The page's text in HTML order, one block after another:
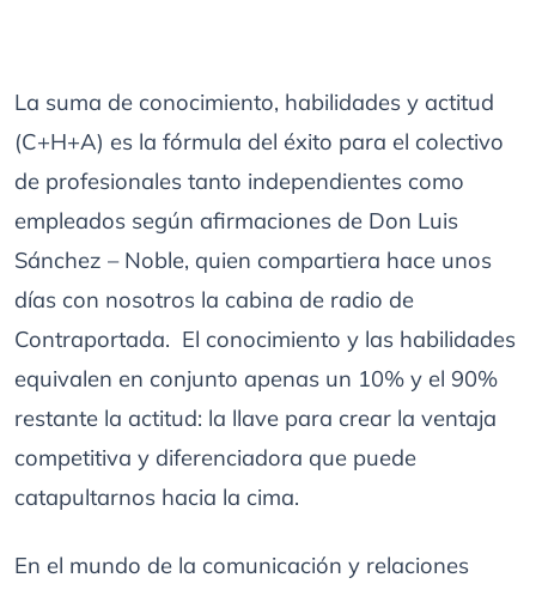
La suma de conocimiento, habilidades y actitud
(C+H+A) es la fórmula del éxito para el colectivo
de profesionales tanto independientes como
empleados según afirmaciones de Don Luis
Sánchez – Noble, quien compartiera hace unos
días con nosotros la cabina de radio de
Contraportada. El conocimiento y las habilidades
equivalen en conjunto apenas un 10% y el 90%
restante la actitud: la llave para crear la ventaja
competitiva y diferenciadora que puede
catapultarnos hacia la cima.
En el mundo de la comunicación y relaciones